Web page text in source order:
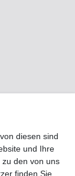
diesen sind
und Ihre
den von uns
finden Sie